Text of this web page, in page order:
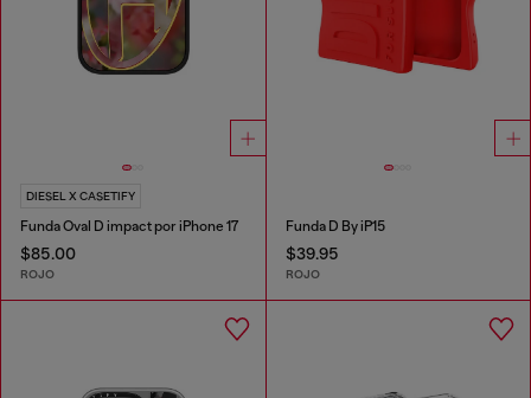
DIESEL X CASETIFY
Funda Oval D impact por iPhone 17
$85.00
ROJO
Funda D By iP15
$39.95
ROJO